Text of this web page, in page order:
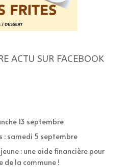
ACTU SUR FACEBOOK
13 septembre
: samedi 5 septembre
: une aide financière pour
de la commune !